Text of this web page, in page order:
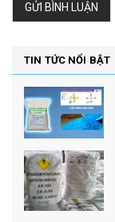
GỬI BÌNH LUẬN
TIN TỨC NỔI BẬT